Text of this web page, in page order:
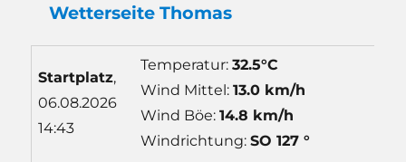
Wetterseite Thomas
Startplatz,
06.08.2026
14:43
Temperatur:32.5°C
Wind Mittel:13.0 km/h
Wind Böe:14.8 km/h
Windrichtung:SO 127 °